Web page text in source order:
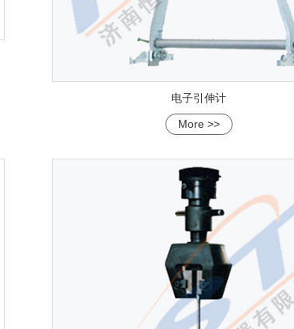
电子引伸计
More >>